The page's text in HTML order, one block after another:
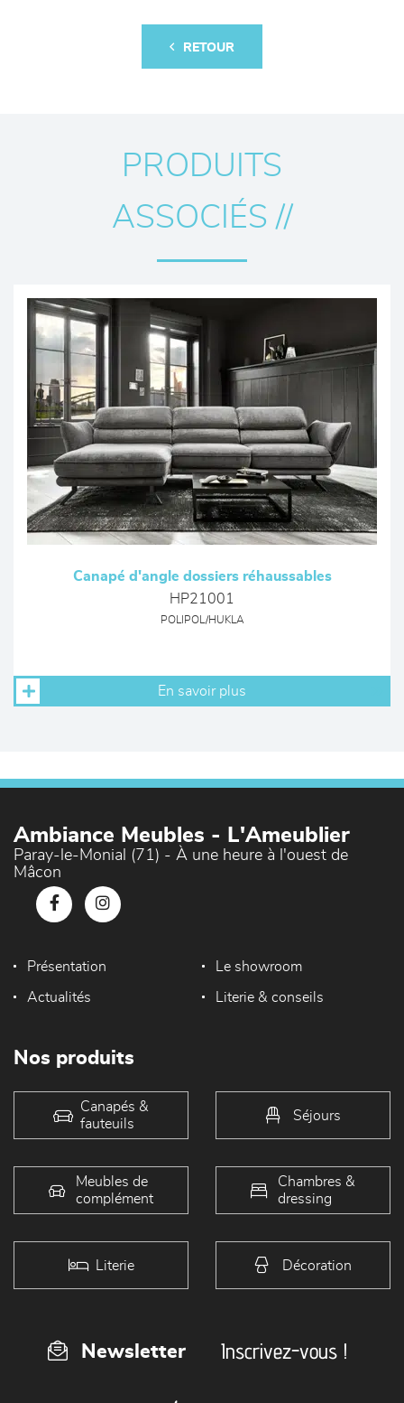
RETOUR
PRODUITS
ASSOCIÉS //
Canapé d'angle dossiers réhaussables
HP21001
POLIPOL/HUKLA
En savoir plus
Ambiance Meubles - L'Ameublier
Paray-le-Monial (71) - À une heure à l'ouest de
Mâcon
Présentation Le showroom
Actualités Literie & conseils
Nos produits
Canapés &
fauteuils
Séjours
Meubles de
complément
Chambres &
dressing
Literie Décoration
Newsletter Inscrivez-vous !